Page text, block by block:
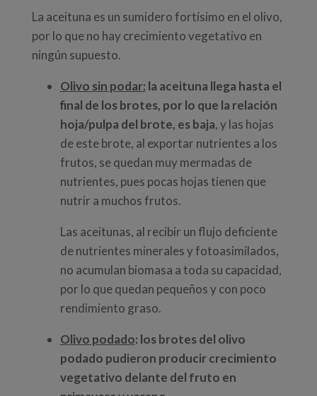
La aceituna es un sumidero fortísimo en el olivo,
por lo que no hay crecimiento vegetativo en
ningún supuesto.
Olivo sin podar: la aceituna llega hasta el
final de los brotes, por lo que la relación
hoja/pulpa del brote, es baja, y las hojas
de este brote, al exportar nutrientes a los
frutos, se quedan muy mermadas de
nutrientes, pues pocas hojas tienen que
nutrir a muchos frutos.
Las aceitunas, al recibir un flujo deficiente
de nutrientes minerales y fotoasimilados,
no acumulan biomasa a toda su capacidad,
por lo que quedan pequeños y con poco
rendimiento graso.
Olivo podado: los brotes del olivo
podado pudieron producir crecimiento
vegetativo delante del fruto en